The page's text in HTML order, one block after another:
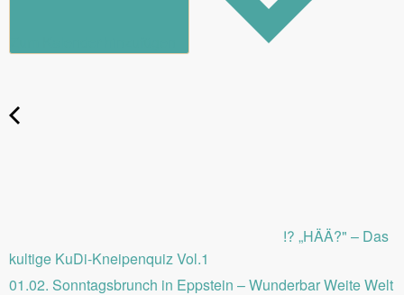
⁉️ „HÄÄ?" – Das
kultige KuDi-Kneipenquiz Vol.1
01.02. Sonntagsbrunch in Eppstein – Wunderbar Weite Welt